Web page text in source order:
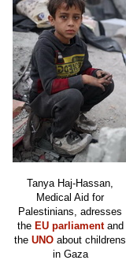
Tanya Haj-Hassan,
Medical Aid for
Palestinians, adresses
the EU parliamentand
the UNO about childrens
in Gaza